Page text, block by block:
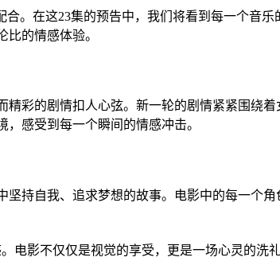
。在这23集的预告中，我们将看到每一个音
的情感体验。
彩的剧情扣人心弦。新一轮的剧情紧紧围绕
感受到每一个瞬间的情感冲击。
持自我、追求梦想的故事。电影中的每一个
电影不仅仅是视觉的享受，更是一场心灵的洗